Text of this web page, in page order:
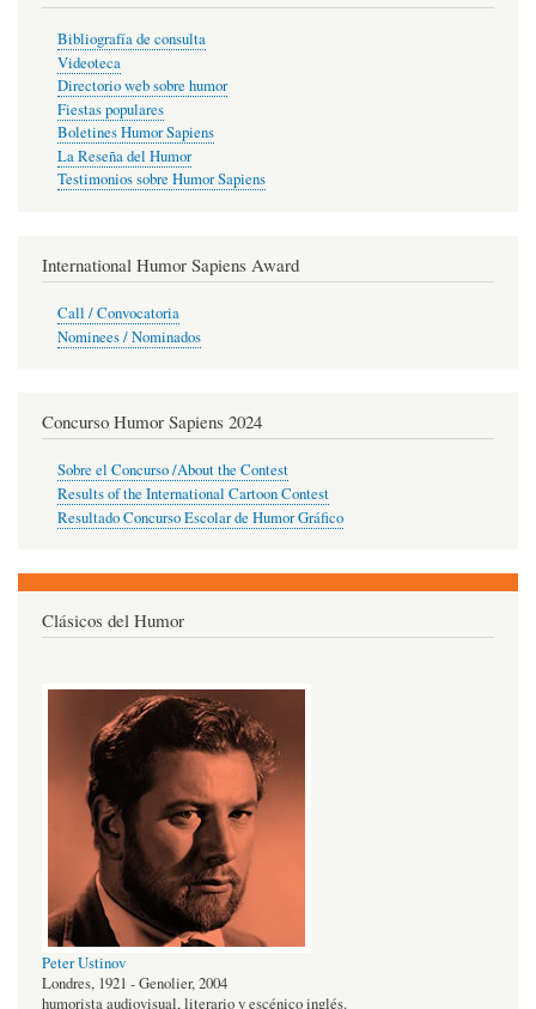
Bibliografía de consulta
Videoteca
Directorio web sobre humor
Fiestas populares
Boletines Humor Sapiens
La Reseña del Humor
Testimonios sobre Humor Sapiens
International Humor Sapiens Award
Call / Convocatoria
Nominees / Nominados
Concurso Humor Sapiens 2024
Sobre el Concurso /About the Contest
Results of the International Cartoon Contest
Resultado Concurso Escolar de Humor Gráfico
Clásicos del Humor
Peter Ustinov
Londres, 1921 - Genolier, 2004
humorista audiovisual, literario y escénico inglés.